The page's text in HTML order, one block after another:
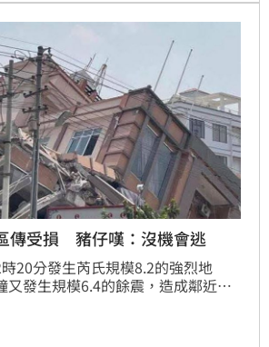
傳受損 豬仔嘆：沒機會逃
20分發生芮氏規模8.2的強烈地
又發生規模6.4的餘震，造成鄰近的
千人。緬甸第二大城曼德勒（瓦